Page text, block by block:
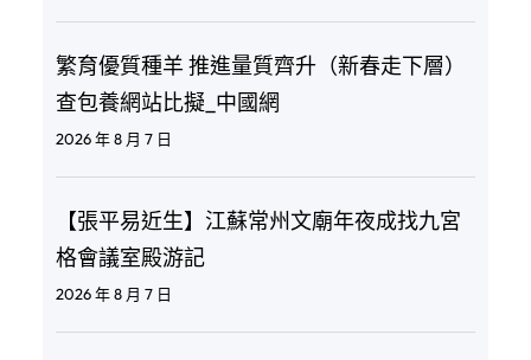
繁育優質種羊 推進量質齊升（新春走下層）
查包養網站比擬_中國網
2026 年 8 月 7 日
【張平易近生】江蘇常州文廟年夜成找九宮
格會議室殿游記
2026 年 8 月 7 日